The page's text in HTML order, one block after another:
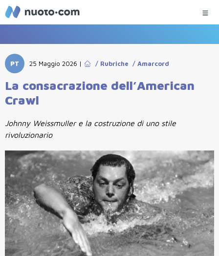
PT 25 Maggio 2026 | / Rubriche /Amarcord
La consacrazione dell’American
Crawl
Johnny Weissmuller e la costruzione di uno stile
rivoluzionario